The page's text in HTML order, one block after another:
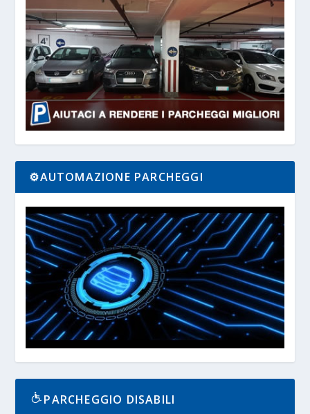
⚙️AUTOMAZIONE PARCHEGGI
PARCHEGGIO DISABILI